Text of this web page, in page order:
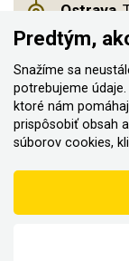
Ostrava,
Praha 14
© 2011–2026
vyhradené
Vytvorilo
Podľa zákona o
line; v prípade
Predtým,
Snažíme sa
potrebujeme
ktoré nám
prispôsobiť obsah
súborov cookies,